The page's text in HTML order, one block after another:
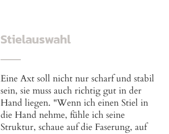
Stielauswahl
Eine Axt soll nicht nur scharf und stabil
sein, sie muss auch richtig gut in der
Hand liegen. "Wenn ich einen Stiel in
die Hand nehme, fühle ich seine
Struktur, schaue auf die Faserung, auf